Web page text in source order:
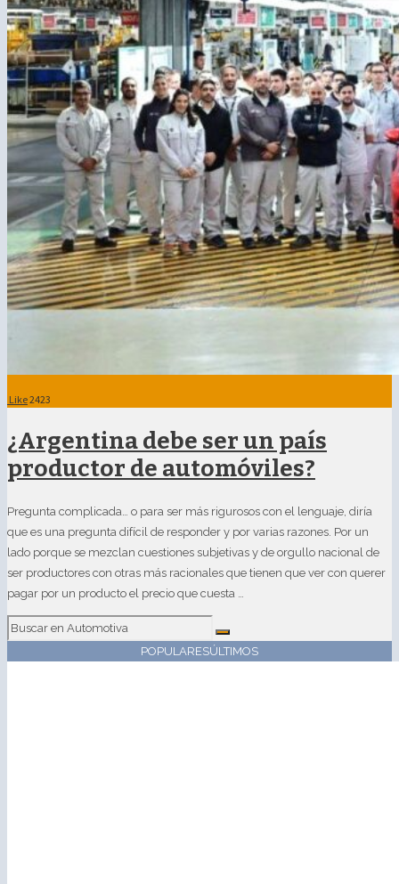
Like2423
¿Argentina debe ser un país
productor de automóviles?
Pregunta complicada… o para ser más rigurosos con el lenguaje, diría
que es una pregunta difícil de responder y por varias razones. Por un
lado porque se mezclan cuestiones subjetivas y de orgullo nacional de
ser productores con otras más racionales que tienen que ver con querer
pagar por un producto el precio que cuesta …
POPULARESÚLTIMOS